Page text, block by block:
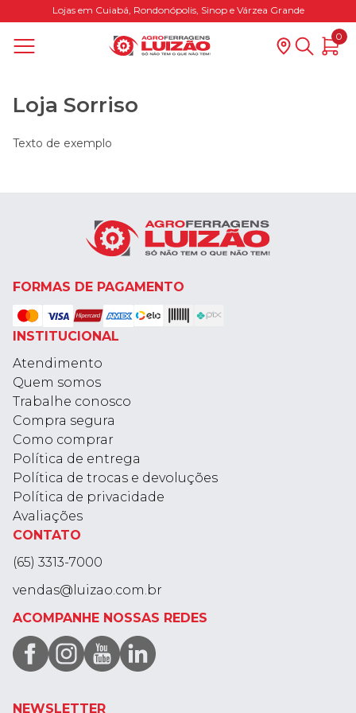
Lojas em Cuiabá, Rondonópolis, Sinop e Várzea Grande
0
Loja Sorriso
Texto de exemplo
FORMAS DE PAGAMENTO
INSTITUCIONAL
Atendimento
Quem somos
Trabalhe conosco
Compra segura
Como comprar
Política de entrega
Política de trocas e devoluções
Política de privacidade
Avaliações
CONTATO
(65) 3313-7000
vendas@luizao.com.br
ACOMPANHE NOSSAS REDES
NEWSLETTER